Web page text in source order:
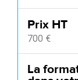
Prix HT
700 €
La